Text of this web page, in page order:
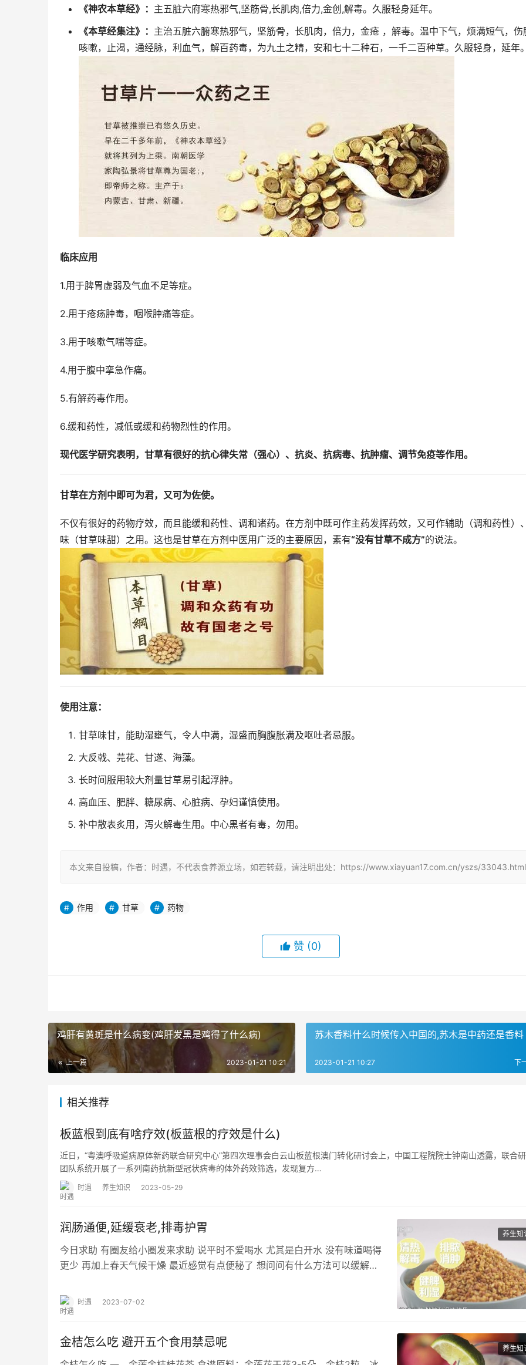
《神农本草经》： 主五脏六府寒热邪气,坚筋骨,长肌肉,倍力,金创,解毒。久服轻身延年。
《本草经集注》： 主治五脏六腑寒热邪气，坚筋骨，长肌肉，倍力，金疮 ，解毒。温中下气，烦满短气，伤
咳嗽，止渴，通经脉，利血气，解百药毒，为九土之精，安和七十二种石，一千二百种草。久服轻身，延年
临床应用
1.用于脾胃虚弱及气血不足等症。
2.用于疮疡肿毒，咽喉肿痛等症。
3.用于咳嗽气喘等症。
4.用于腹中挛急作痛。
5.有解药毒作用。
6.缓和药性，减低或缓和药物烈性的作用。
现代医学研究表明，甘草有很好的抗心律失常（强心）、抗炎、抗病毒、抗肿瘤、调节免疫等作用。
甘草在方剂中即可为君，又可为佐使。
不仅有很好的药物疗效，而且能缓和药性、调和诸药。在方剂中既可作主药发挥药效，又可作辅助（调和药性）
味（甘草味甜）之用。这也是甘草在方剂中医用广泛的主要原因，素有“没有甘草不成方”的说法。
使用注意：
甘草味甘，能助湿壅气，令人中满，湿盛而胸腹胀满及呕吐者忌服。
大反戟、芫花、甘遂、海藻。
长时间服用较大剂量甘草易引起浮肿。
高血压、肥胖、糖尿病、心脏病、孕妇谨慎使用。
补中散表炙用，泻火解毒生用。中心黑者有毒，勿用。
本文来自投稿，作者：时遇，不代表食养源立场，如若转载，请注明出处：https://www.xiayuan17.com.cn/yszs/33043.html
作用 甘草 药物
赞 (0)
鸡肝有黄斑是什么病变(鸡肝发黑是鸡得了什么病)
上一篇 2023-01-21 10:21
苏木香料什么时候传入中国的,苏木是中药还是香料
下
2023-01-21 10:27
相关推荐
板蓝根到底有啥疗效(板蓝根的疗效是什么)
近日，“粤澳呼吸道病原体新药联合研究中心”第四次理事会白云山板蓝根澳门转化研讨会上，中国工程院院士钟南山透露，联合
团队系统开展了一系列南药抗新型冠状病毒的体外药效筛选，发现复方…
时遇 养生知识 2023-05-29
养生知
润肠通便,延缓衰老,排毒护胃
今日求助 有圈友给小圈发来求助 说平时不爱喝水 尤其是白开水 没有味道喝得
更少 再加上春天气候干燥 最近感觉有点便秘了 想问问有什么方法可以缓解
时遇 2023-07-02
养生知
金桔怎么吃 避开五个食用禁忌呢